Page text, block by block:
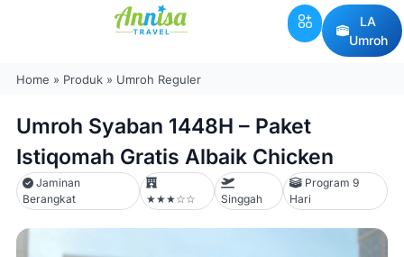
LA
Umroh
Home » Produk » Umroh Reguler
Umroh Syaban 1448H – Paket
Istiqomah Gratis Albaik Chicken
Jaminan
Berangkat
★★★☆☆ Singgah
Program 9
Hari